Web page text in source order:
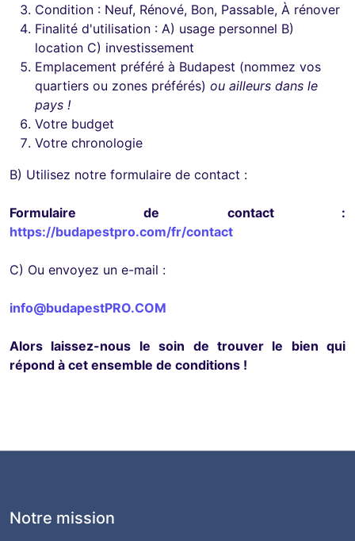
Condition : Neuf, Rénové, Bon, Passable, À rénover
Finalité d'utilisation : A) usage personnel B)
location C) investissement
Emplacement préféré à Budapest (nommez vos
quartiers ou zones préférés) ou ailleurs dans le
pays !
Votre budget
Votre chronologie
B) Utilisez notre formulaire de contact :
Formulaire de contact :
https://budapestpro.com/fr/contact
C) Ou envoyez un e-mail :
info@budapestPRO.COM
Alors laissez-nous le soin de trouver le bien qui
répond à cet ensemble de conditions !
Notre mission